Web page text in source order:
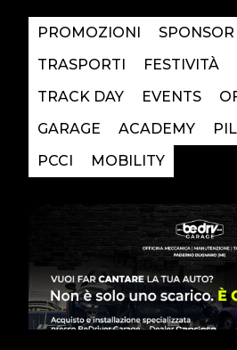
PROMOZIONI SPONSOR
TRASPORTI
FESTIVITÀ
TRACK DAY
EVENTS
GARAGE
ACADEMY
PCCI
MOBILITY